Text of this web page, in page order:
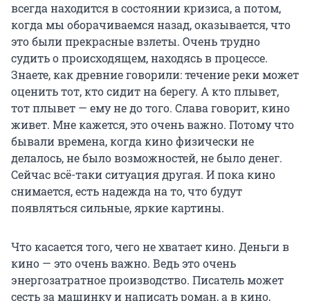
всегда находится в состоянии кризиса, а потом,
когда мы оборачиваемся назад, оказывается, что
это были прекрасные взлеты. Очень трудно
судить о происходящем, находясь в процессе.
Знаете, как древние говорили: течение реки может
оценить тот, кто сидит на берегу. А кто плывет,
тот плывет — ему не до того. Слава говорит, кино
живет. Мне кажется, это очень важно. Потому что
бывали времена, когда кино физически не
делалось, не было возможностей, не было денег.
Сейчас всё-таки ситуация другая. И пока кино
снимается, есть надежда на то, что будут
появляться сильные, яркие картины.
Что касается того, чего не хватает кино. Деньги в
кино — это очень важно. Ведь это очень
энергозатратное производство. Писатель может
сесть за машинку и написать роман, а в кино,